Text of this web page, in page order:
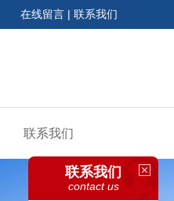
在线留言 | 联系我们
联系我们
联系我们
contact us